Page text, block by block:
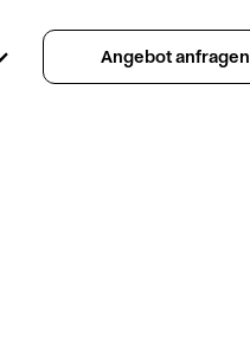
Angebot anfragen